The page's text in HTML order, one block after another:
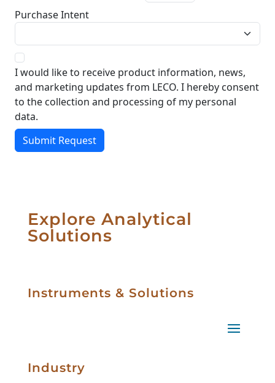
Explore Analytical
Solutions
Instruments & Solutions
Industry